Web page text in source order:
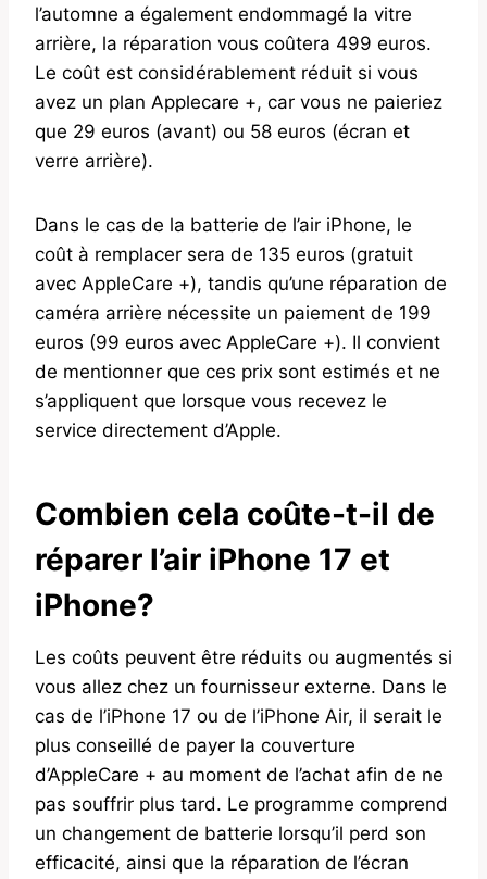
l’automne a également endommagé la vitre
arrière, la réparation vous coûtera 499 euros.
Le coût est considérablement réduit si vous
avez un plan Applecare +, car vous ne paieriez
que 29 euros (avant) ou 58 euros (écran et
verre arrière).
Dans le cas de la batterie de l’air iPhone, le
coût à remplacer sera de 135 euros (gratuit
avec AppleCare +), tandis qu’une réparation de
caméra arrière nécessite un paiement de 199
euros (99 euros avec AppleCare +). Il convient
de mentionner que ces prix sont estimés et ne
s’appliquent que lorsque vous recevez le
service directement d’Apple.
Combien cela coûte-t-il de
réparer l’air iPhone 17 et
iPhone?
Les coûts peuvent être réduits ou augmentés si
vous allez chez un fournisseur externe. Dans le
cas de l’iPhone 17 ou de l’iPhone Air, il serait le
plus conseillé de payer la couverture
d’AppleCare + au moment de l’achat afin de ne
pas souffrir plus tard. Le programme comprend
un changement de batterie lorsqu’il perd son
efficacité, ainsi que la réparation de l’écran